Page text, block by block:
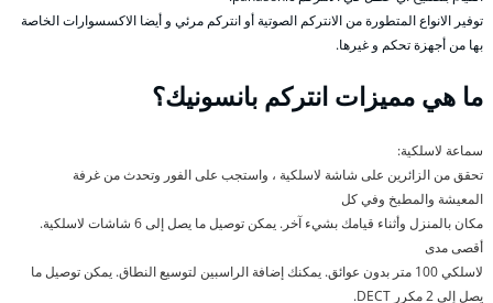
توفير الانواع المتطورة من الانتركم الصوتية أو انتركم مرئي و أيضا الاكسسوارات الخاصة
بها من أجهزة تحكم و غيرها.
ما هي مميزات انتركم بانسونيك؟
سماعة لاسلكية:
تحقق من الزائرين على شاشة لاسلكية ، واستجب على الفور وتحدث من غرفة
المعيشة والمطبخ وفي كل
مكان بالمنزل وأثناء قيامك بشيء آخر. يمكن توصيل ما يصل إلى 6 شاشات لاسلكية.
أقصى مدى
لاسلكي 100 متر بدون عوائق. يمكنك إضافة الراسبين لتوسيع النطاق. يمكن توصيل ما
يصل إلى 2 مكرر DECT.